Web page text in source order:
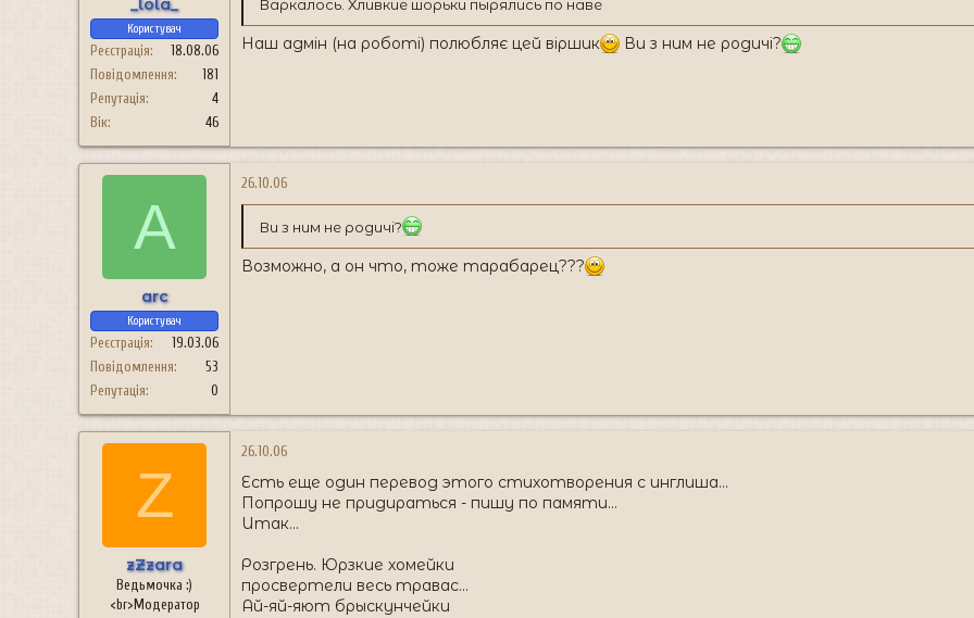
_lola_
Користувач
Реєстрація
18.08.06
Повідомлення
181
Репутація
4
Вік
46
Варкалось. Хливкие шорьки пырялись по наве
Наш адмін (на роботі) полюбляє цей віршик Ви з ним не родичі?
A
arc
Користувач
Реєстрація
19.03.06
Повідомлення
53
Репутація
0
26.10.06
Ви з ним не родичі?
Возможно, а он что, тоже тарабарец???
Z
zZzara
Ведьмочка :)
<br>Модератор
26.10.06
Есть еще один перевод этого стихотворения с инглиша...
Попрошу не придираться - пишу по памяти...
Итак...
Розгрень. Юрзкие хомейки
просвертели весь травас...
Ай-яй-яют брыскунчейки